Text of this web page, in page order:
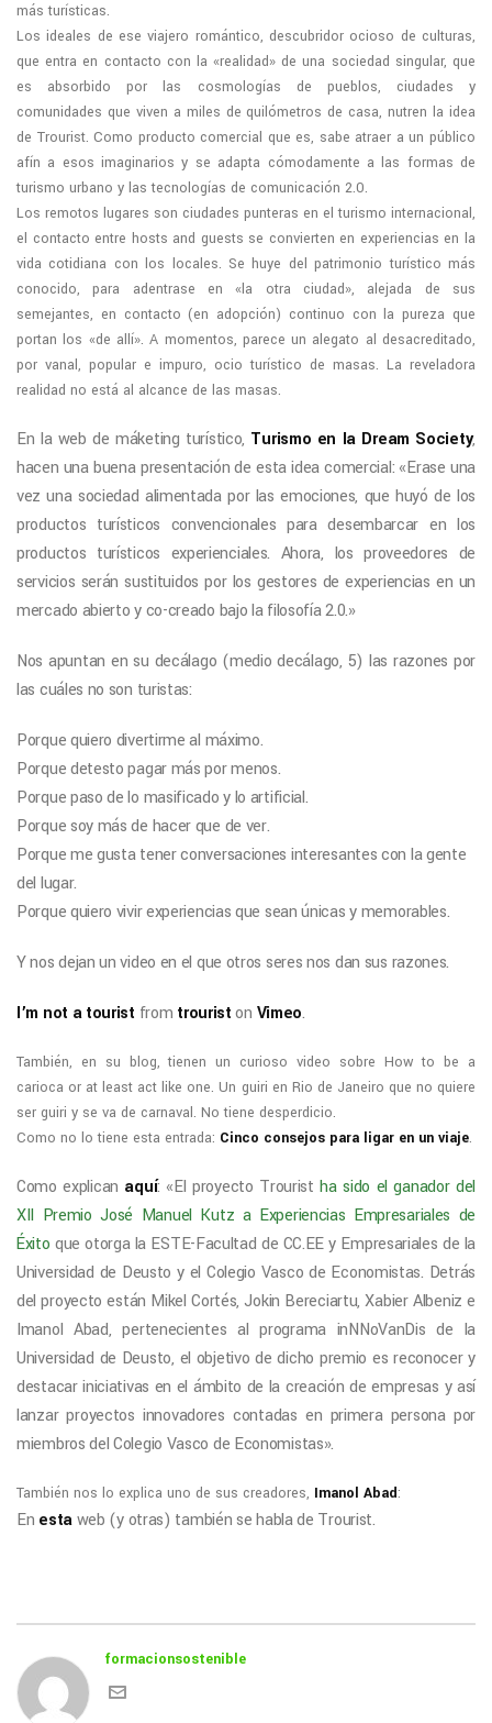
más turísticas.
Los ideales de ese viajero romántico, descubridor ocioso de culturas,
que entra en contacto con la «realidad» de una sociedad singular, que
es absorbido por las cosmologías de pueblos, ciudades y
comunidades que viven a miles de quilómetros de casa, nutren la idea
de Trourist. Como producto comercial que es, sabe atraer a un público
afín a esos imaginarios y se adapta cómodamente a las formas de
turismo urbano y las tecnologías de comunicación 2.0.
Los remotos lugares son ciudades punteras en el turismo internacional,
el contacto entre hosts and guests se convierten en experiencias en la
vida cotidiana con los locales. Se huye del patrimonio turístico más
conocido, para adentrase en «la otra ciudad», alejada de sus
semejantes, en contacto (en adopción) continuo con la pureza que
portan los «de allí». A momentos, parece un alegato al desacreditado,
por vanal, popular e impuro, ocio turístico de masas. La reveladora
realidad no está al alcance de las masas.
En la web de máketing turístico, Turismo en la Dream Society,
hacen una buena presentación de esta idea comercial: «Erase una
vez una sociedad alimentada por las emociones, que huyó de los
productos turísticos convencionales para desembarcar en los
productos turísticos experienciales. Ahora, los proveedores de
servicios serán sustituidos por los gestores de experiencias en un
mercado abierto y co-creado bajo la filosofía 2.0.»
Nos apuntan en su decálago (medio decálago, 5) las razones por
las cuáles no son turistas:
Porque quiero divertirme al máximo.
Porque detesto pagar más por menos.
Porque paso de lo masificado y lo artificial.
Porque soy más de hacer que de ver.
Porque me gusta tener conversaciones interesantes con la gente
del lugar.
Porque quiero vivir experiencias que sean únicas y memorables.
Y nos dejan un video en el que otros seres nos dan sus razones.
I’m not a tourist from trouriston Vimeo.
También, en su blog, tienen un curioso video sobre How to be a
carioca or at least act like one. Un guiri en Rio de Janeiro que no quiere
ser guiri y se va de carnaval. No tiene desperdicio.
Como no lo tiene esta entrada: Cinco consejos para ligar en un viaje.
Como explican aquí: «El proyecto Trourist ha sido el ganador del
XII Premio José Manuel Kutz a Experiencias Empresariales de
Éxito que otorga la ESTE-Facultad de CC.EE y Empresariales de la
Universidad de Deusto y el Colegio Vasco de Economistas. Detrás
del proyecto están Mikel Cortés, Jokin Bereciartu, Xabier Albeniz e
Imanol Abad, pertenecientes al programa inNNoVanDis de la
Universidad de Deusto, el objetivo de dicho premio es reconocer y
destacar iniciativas en el ámbito de la creación de empresas y así
lanzar proyectos innovadores contadas en primera persona por
miembros del Colegio Vasco de Economistas».
También nos lo explica uno de sus creadores, Imanol Abad:
En estaweb (y otras) también se habla de Trourist.
formacionsostenible